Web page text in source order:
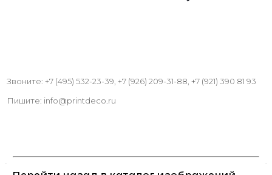
Звоните: +7 (495) 532-23-39, +7 (926) 209-31-88, +7 (921) 390 81 93
Пишите: info@printdeco.ru